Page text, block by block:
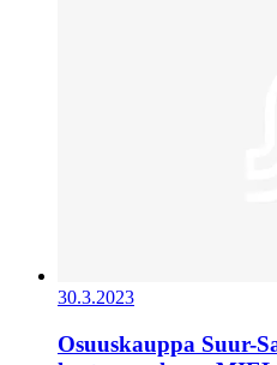
30.3.2023
Osuuskauppa Suur-